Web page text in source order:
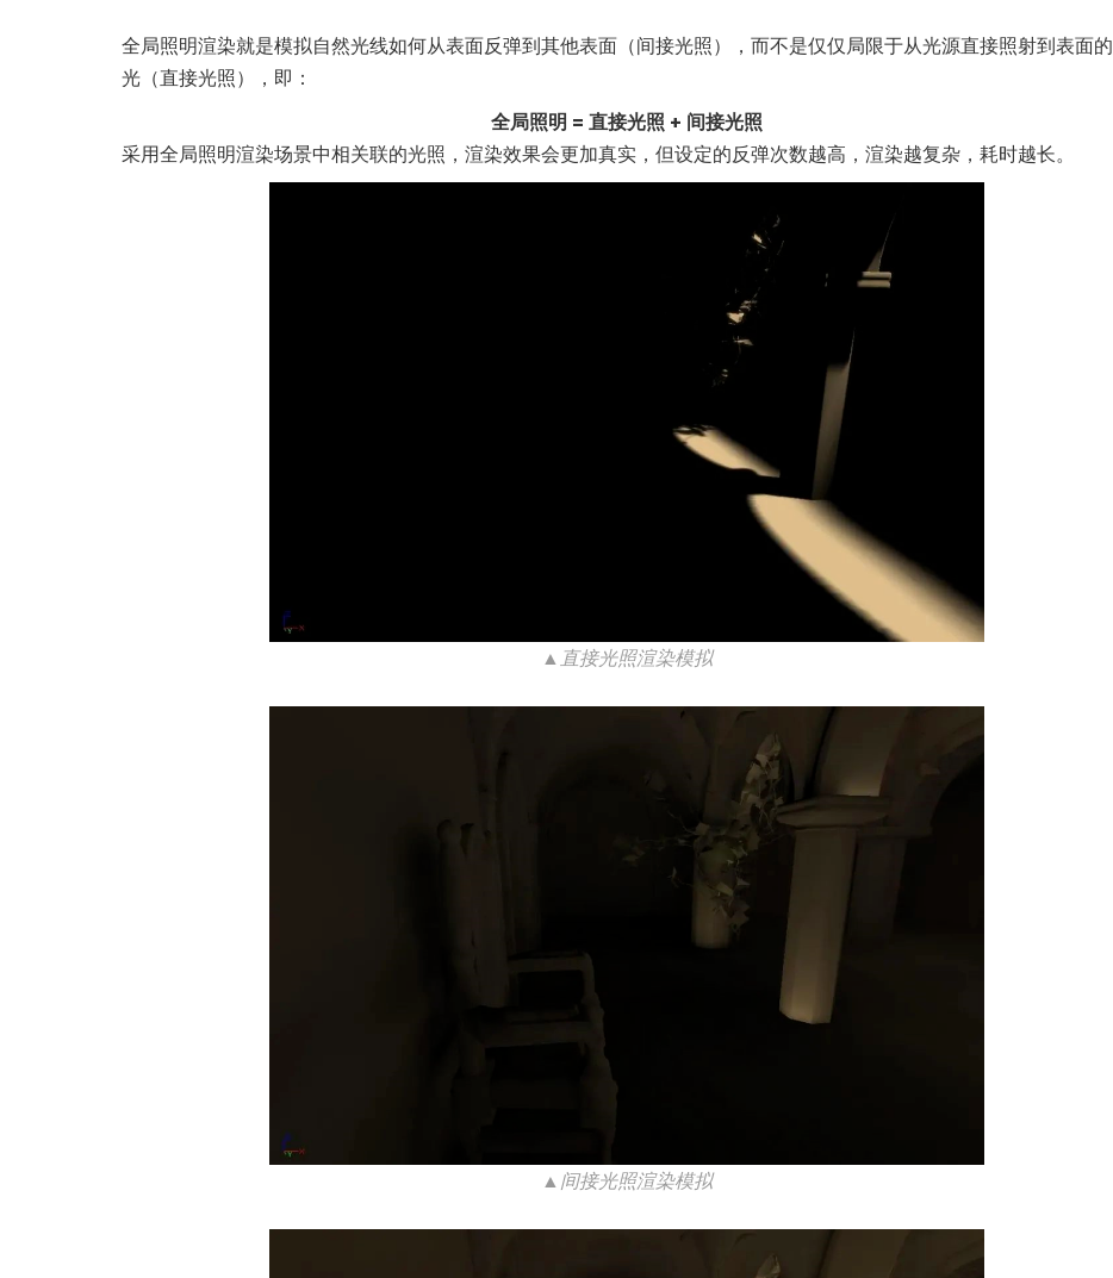
全局照明渲染就是模拟自然光线如何从表面反弹到其他表面（间接光照），而不是仅仅局限于从光源直接照射到表面的
光（直接光照），即：
全局照明 = 直接光照 + 间接光照
采用全局照明渲染场景中相关联的光照，渲染效果会更加真实，但设定的反弹次数越高，渲染越复杂，耗时越长。
▲直接光照渲染模拟
▲间接光照渲染模拟